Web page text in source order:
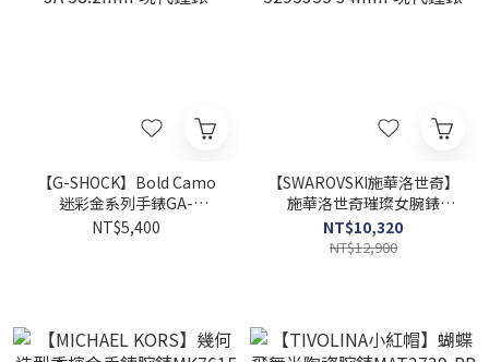
【G-SHOCK】Bold Camo
迷彩金系列手錶GA-
V01CMG-3A 58.2mm 現代
NT$5,400
【SWAROVSKI施華洛世奇】
施華洛世奇璀璨女腕錶
5295355 34mm 現代鐘錶
NT$10,320
NT$12,900